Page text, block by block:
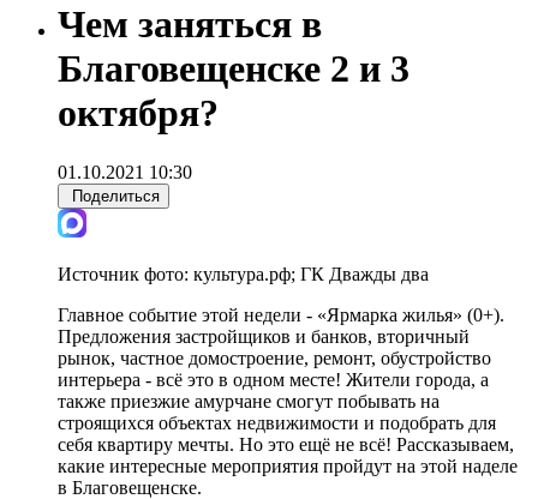
Чем заняться в
Благовещенске 2 и 3
октября?
01.10.2021 10:30
Поделиться
Источник фото: культура.рф; ГК Дважды два
Главное событие этой недели - «Ярмарка жилья» (0+).
Предложения застройщиков и банков, вторичный
рынок, частное домостроение, ремонт, обустройство
интерьера - всё это в одном месте! Жители города, а
также приезжие амурчане смогут побывать на
строящихся объектах недвижимости и подобрать для
себя квартиру мечты. Но это ещё не всё! Рассказываем,
какие интересные мероприятия пройдут на этой наделе
в Благовещенске.